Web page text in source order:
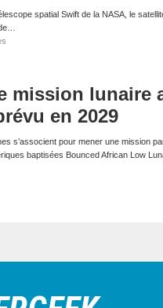
spatial Swift de la NASA, le
mission lunaire
en 2029
s’associent pour mener une mission
baptisées Bounced African Low